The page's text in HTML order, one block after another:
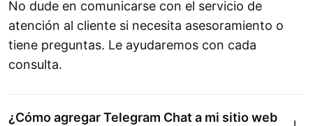
No dude en comunicarse con el servicio de
atención al cliente si necesita asesoramiento o
tiene preguntas. Le ayudaremos con cada
consulta.
¿Cómo agregar Telegram Chat a mi sitio web